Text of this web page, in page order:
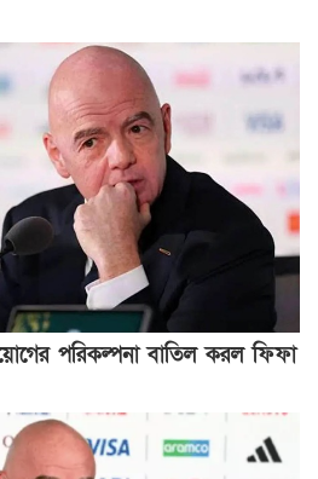
পরিকল্পনা বাতিল করল ফিফা